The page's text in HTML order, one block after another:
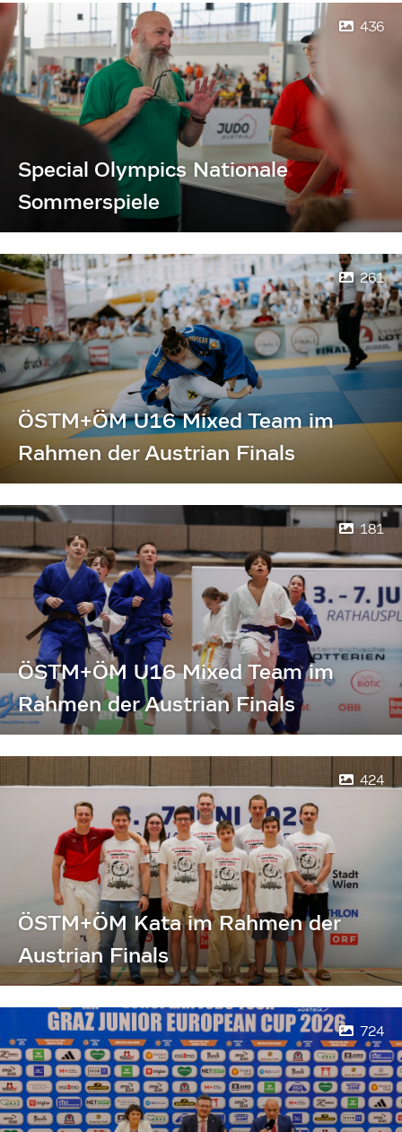
436
Special Olympics Nationale
Sommerspiele
261
ÖSTM+ÖM U16 Mixed Team im
Rahmen der Austrian Finals
181
ÖSTM+ÖM U16 Mixed Team im
Rahmen der Austrian Finals
424
ÖSTM+ÖM Kata im Rahmen der
Austrian Finals
724